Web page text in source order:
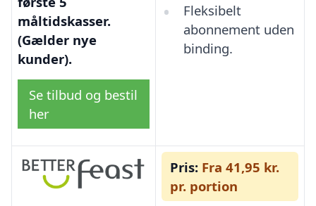
måltidskasser.
(Gælder nye
kunder).
Se tilbud og bestil
her
Fleksibelt
abonnement uden
binding.
Pris: Fra 41,95 kr.
pr. portion